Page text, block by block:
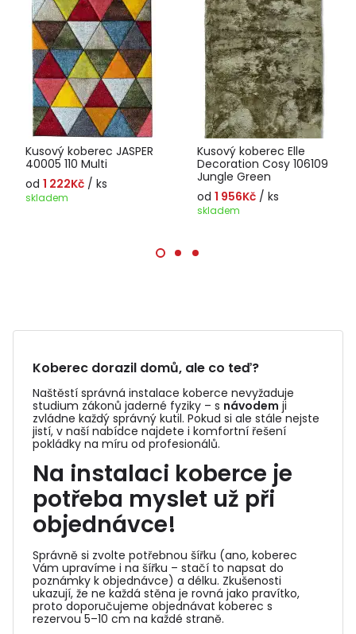
Kusový koberec JASPER
40005 110 Multi
od 1 222Kč / ks
skladem
Kusový koberec Elle
Decoration Cosy 106109
Jungle Green
od 1 956Kč / ks
skladem
Koberec dorazil domů, ale co teď?
Naštěstí správná instalace koberce nevyžaduje
studium zákonů jaderné fyziky – s návodem ji
zvládne každý správný kutil. Pokud si ale stále nejste
jistí, v naší nabídce najdete i komfortní řešení
pokládky na míru od profesionálů.
Na instalaci koberce je
potřeba myslet už při
objednávce!
Správně si zvolte potřebnou šířku (ano, koberec
Vám upravíme i na šířku – stačí to napsat do
poznámky k objednávce) a délku. Zkušenosti
ukazují, že ne každá stěna je rovná jako pravítko,
proto doporučujeme objednávat koberec s
rezervou 5–10 cm na každé straně.